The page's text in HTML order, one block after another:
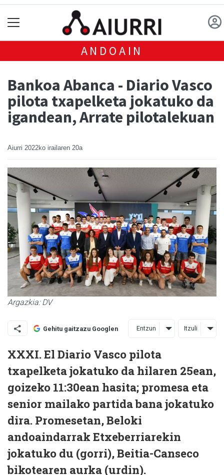
ANDOAIN
Bankoa Abanca - Diario Vasco
pilota txapelketa jokatuko da
igandean, Arrate pilotalekuan
Aiurri 2022ko irailaren 20a
Argazkia: DV
Gehitu gaitzazu Googlen Entzun Itzuli
XXXI. El Diario Vasco pilota
txapelketa jokatuko da hilaren 25ean,
goizeko 11:30ean hasita; promesa eta
senior mailako partida bana jokatuko
dira. Promesetan, Beloki
andoaindarrak Etxeberriarekin
jokatuko du (gorri), Beitia-Canseco
bikotearen aurka (urdin).